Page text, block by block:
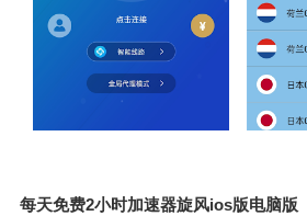
每天免费2小时加速器旋风ios版电脑版